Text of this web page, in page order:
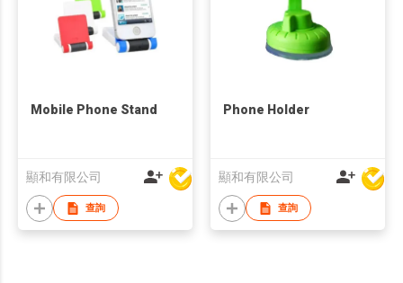
Mobile Phone Stand
顯和有限公司
查詢
Phone Holder
顯和有限公司
查詢